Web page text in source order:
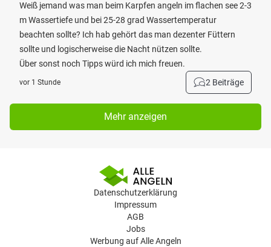
Weiß jemand was man beim Karpfen angeln im flachen see 2-3
m Wassertiefe und bei 25-28 grad Wassertemperatur
beachten sollte? Ich hab gehört das man dezenter Füttern
sollte und logischerweise die Nacht nützen sollte.
Über sonst noch Tipps würd ich mich freuen.
vor 1 Stunde 2 Beiträge
Mehr anzeigen
Datenschutzerklärung
Impressum
AGB
Jobs
Werbung auf Alle Angeln